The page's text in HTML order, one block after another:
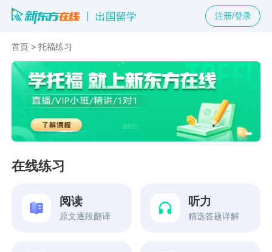
出国留学 注册/登录
首页 >托福练习
在线练习
阅读
原文逐段翻译
听力
精选答题详解